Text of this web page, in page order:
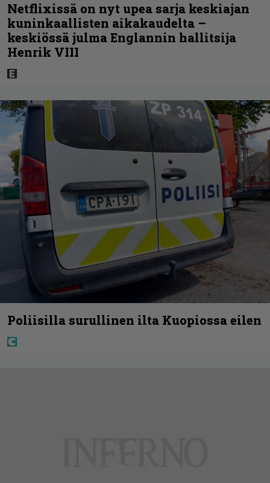
Netflixissä on nyt upea sarja keskiajan
kuninkaallisten aikakaudelta –
keskiössä julma Englannin hallitsija
Henrik VIII
Poliisilla surullinen ilta Kuopiossa eilen